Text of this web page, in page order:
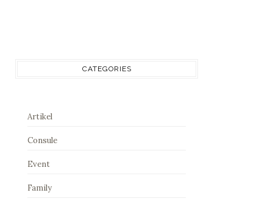
CATEGORIES
Artikel
Consule
Event
Family